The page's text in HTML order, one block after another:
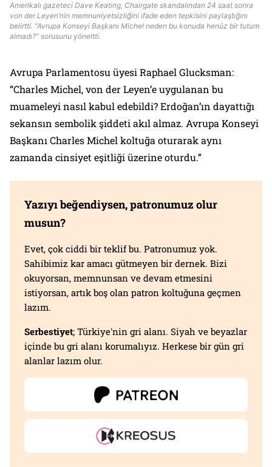
Amerikalı gazeteci Dave Keating, Chairgate skandalından 24 saat sonra
von der Leyen’nin memnuniyetsizliğini ifade eden tepkisini paylaştığını
belirtti. “Avrupa Konseyi Başkanı Michel neden bu konuda henüz bir tutum
almadı?” sorusunu yöneltti.
Avrupa Parlamentosu üyesi Raphael Glucksman:
“Charles Michel, von der Leyen’e uygulanan bu
muameleyi nasıl kabul edebildi? Erdoğan’ın dayattığı
sekansın sembolik şiddeti akıl almaz. Avrupa Konseyi
Başkanı Charles Michel koltuğa oturarak aynı
zamanda cinsiyet eşitliği üzerine oturdu.”
Yazıyı beğendiysen, patronumuz olur
musun?
Evet, çok ciddi bir teklif bu. Patronumuz yok.
Sahibimiz kar amacı gütmeyen bir dernek. Bizi
okuyorsan, memnunsan ve devam etmesini
istiyorsan, artık boş olan patron koltuğuna geçmen
lazım.
Serbestiyet; Türkiye'nin gri alanı. Siyah ve beyazlar
içinde bu gri alanı korumalıyız. Herkese bir gün gri
alanlar lazım olur.